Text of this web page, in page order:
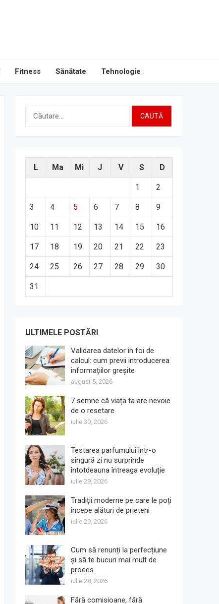
Fitness Sănătate Tehnologie
Caută
L Ma Mi J V S D
1 2
3 4 5 6 7 8 9
10 11 12 13 14 15 16
17 18 19 20 21 22 23
24 25 26 27 28 29 30
31
ULTIMELE POSTĂRI
Validarea datelor în foi de
calcul: cum previi introducerea
informațiilor greșite
august 5, 2026
7 semne că viața ta are nevoie
de o resetare
iulie 30, 2026
Testarea parfumului într-o
singură zi nu surprinde
întotdeauna întreaga evoluție
iulie 29, 2026
Tradiții moderne pe care le poți
începe alături de prieteni
iulie 29, 2026
Cum să renunți la perfecțiune
și să te bucuri mai mult de
proces
iulie 28, 2026
Fără comisioane, fără